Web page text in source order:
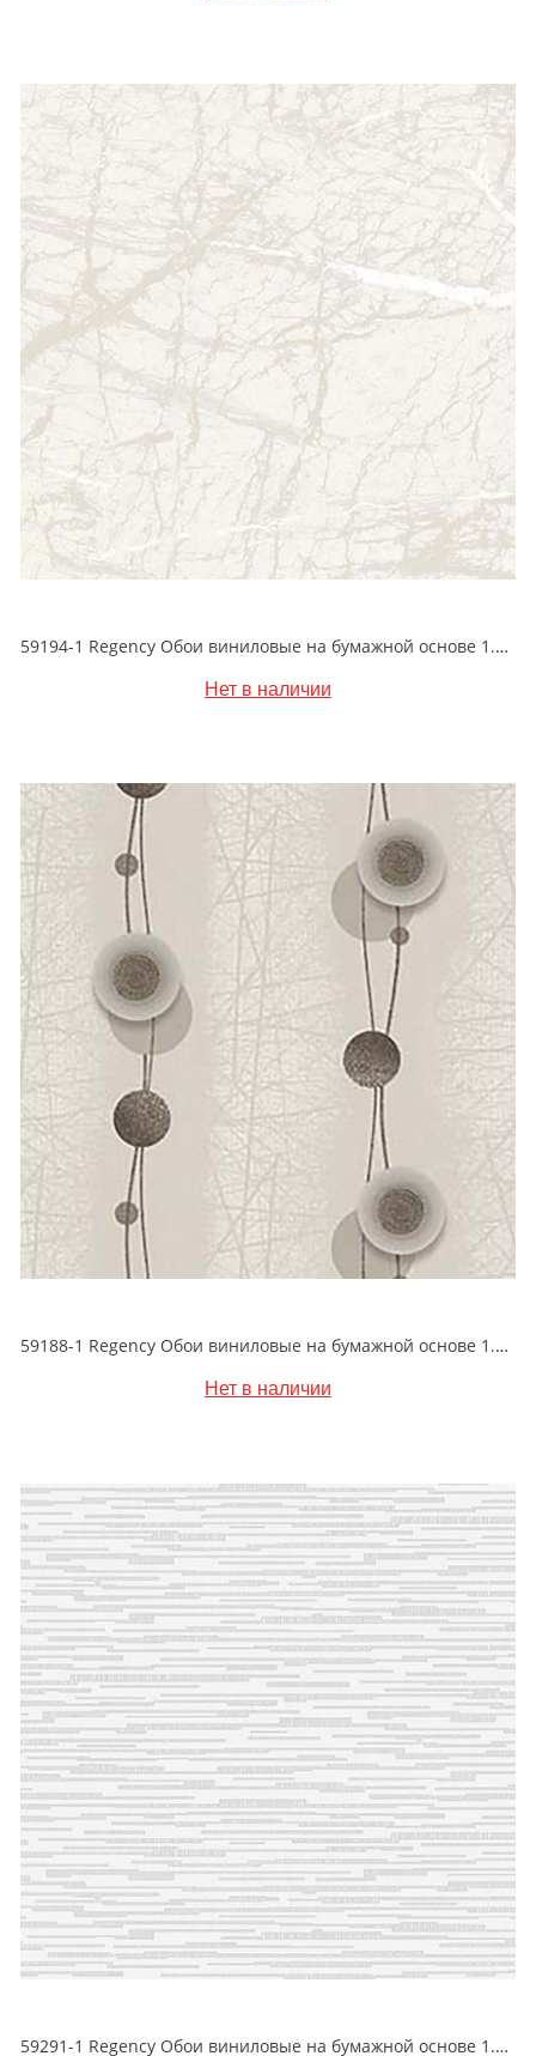
59194-1 Regency Обои виниловые на бумажной основе 1.06*15.5
Нет в наличии
59188-1 Regency Обои виниловые на бумажной основе 1.06*15.5
Нет в наличии
59291-1 Regency Обои виниловые на бумажной основе 1.06*15.5